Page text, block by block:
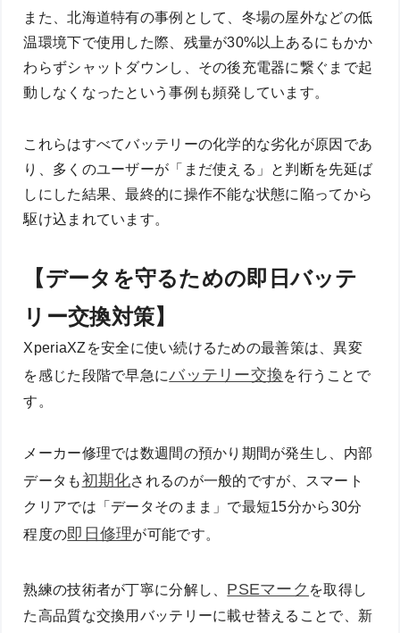
また、北海道特有の事例として、冬場の屋外などの低
温環境下で使用した際、残量が30%以上あるにもかか
わらずシャットダウンし、その後充電器に繋ぐまで起
動しなくなったという事例も頻発しています。
これらはすべてバッテリーの化学的な劣化が原因であ
り、多くのユーザーが「まだ使える」と判断を先延ば
しにした結果、最終的に操作不能な状態に陥ってから
駆け込まれています。
【データを守るための即日バッテ
リー交換対策】
XperiaXZを安全に使い続けるための最善策は、異変
を感じた段階で早急にバッテリー交換を行うことで
す。
メーカー修理では数週間の預かり期間が発生し、内部
データも初期化されるのが一般的ですが、スマート
クリアでは「データそのまま」で最短15分から30分
程度の即日修理が可能です。
熟練の技術者が丁寧に分解し、 PSEマーク を取得し
た高品質な交換用バッテリーに載せ替えることで、新